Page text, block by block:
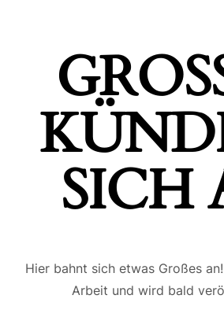
ICH
Hier bahnt sich etwas Großes
Arbeit und wird bald